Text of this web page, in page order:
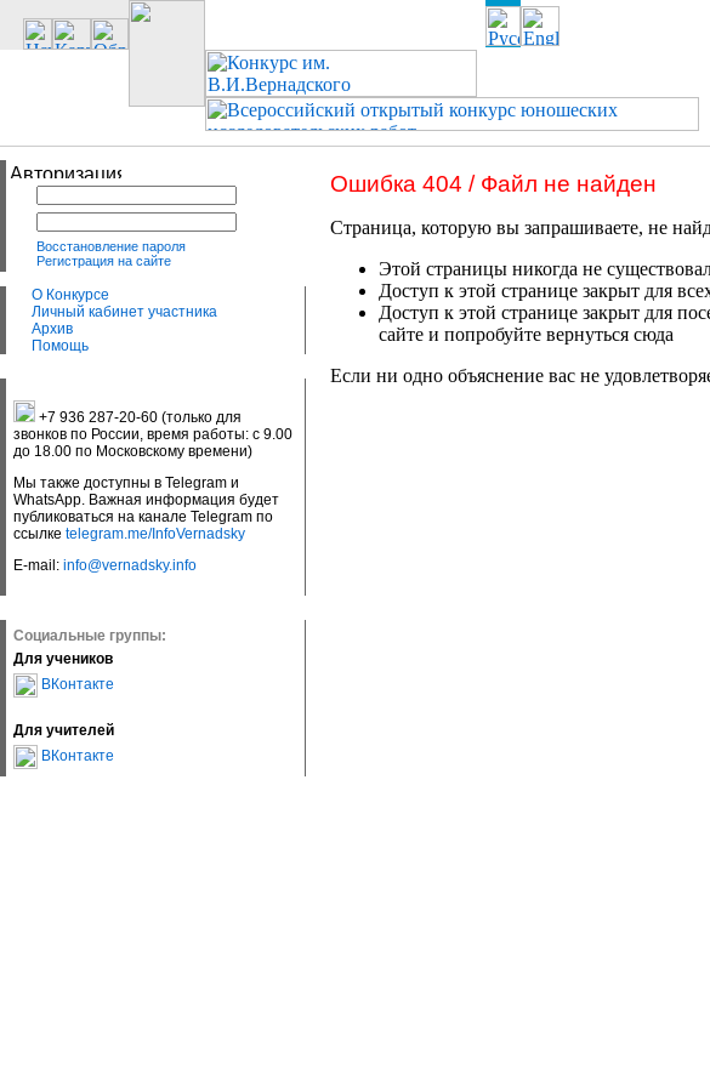
Восстановление пароля
Регистрация на сайте
О Конкурсе
Личный кабинет участника
Архив
Помощь
+7 936 287-20-60 (только для
звонков по России, время работы: с 9.00
до 18.00 по Московскому времени)
Мы также доступны в Telegram и
WhatsApp. Важная информация будет
публиковаться на канале Telegram по
ссылке telegram.me/InfoVernadsky
E-mail: info@vernadsky.info
Социальные группы:
Для учеников
ВКонтакте
Для учителей
ВКонтакте
Ошибка 404 / Файл не найден
Страница, которую вы запрашиваете, не
Этой страницы никогда не
Доступ к этой странице закрыт для
Доступ к этой странице закрыт для
сайте и попробуйте вернуться сюда
Если ни одно объяснение вас не